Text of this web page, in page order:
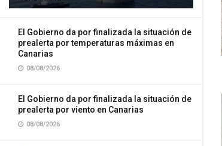
El Gobierno da por finalizada la situación de
prealerta por temperaturas máximas en
Canarias
08/08/2026
El Gobierno da por finalizada la situación de
prealerta por viento en Canarias
08/08/2026